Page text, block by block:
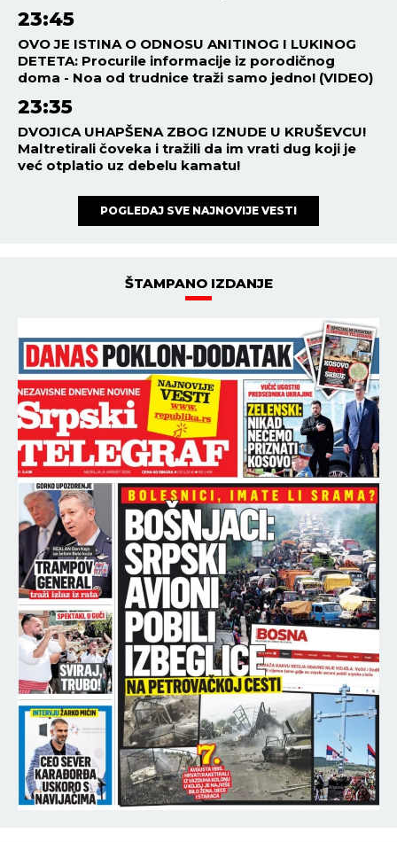
23:45
OVO JE ISTINA O ODNOSU ANITINOG I LUKINOG
DETETA: Procurile informacije iz porodičnog
doma - Noa od trudnice traži samo jedno! (VIDEO)
23:35
DVOJICA UHAPŠENA ZBOG IZNUDE U KRUŠEVCU!
Maltretirali čoveka i tražili da im vrati dug koji je
već otplatio uz debelu kamatu!
POGLEDAJ SVE NAJNOVIJE VESTI
ŠTAMPANO IZDANJE